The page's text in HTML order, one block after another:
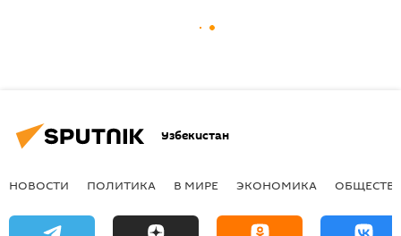
Узбекистан
НОВОСТИ ПОЛИТИКА В МИРЕ ЭКОНОМИКА